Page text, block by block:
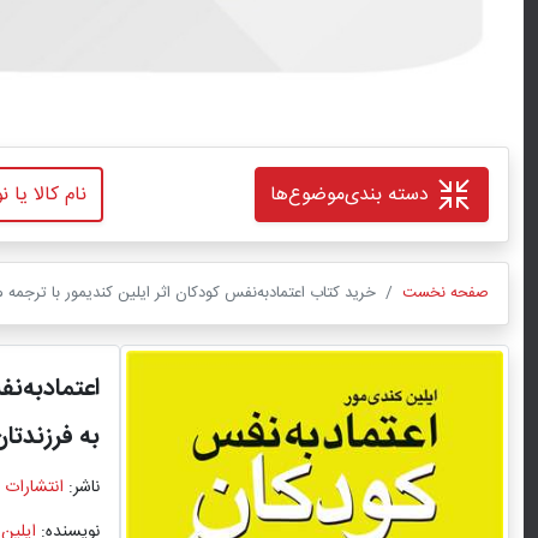
دسته بندیموضوع‌ها
صفحه نخست خرید کتاب اعتمادبه‌نفس کودکان اثر ایلین کندیمور با
به
ناشر:
نویسنده: